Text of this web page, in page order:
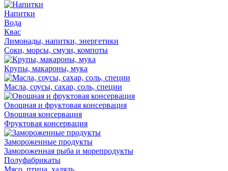
Напитки
Вода
Квас
Лимонады, напитки, энергетики
Соки, морсы, смузи, компоты
Крупы, макароны, мука
Масла, соусы, сахар, соль, специи
Овощная и фруктовая консервация
Овощная консервация
Фруктовая консервация
Замороженные продукты
Замороженная рыба и морепродукты
Полуфабрикаты
Мясо, птица, халяль